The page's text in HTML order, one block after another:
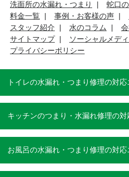
洗面所の水漏れ・つまり
蛇口
料金一覧
事例・お客様の声
スタッフ紹介
水のコラム
サイトマップ
ソーシャルメデ
プライバシーポリシー
トイレの水漏れ・つまり修理の対応
キッチンのつまり・水漏れ修理の対
お風呂の水漏れ・つまり修理の対応